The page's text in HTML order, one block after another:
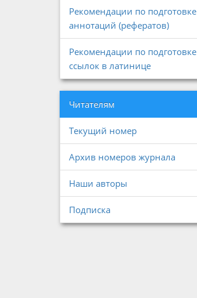
Рекомендации по подготовке
аннотаций (рефератов)
Рекомендации по подготовке
ссылок в латинице
Читателям
Текущий номер
Архив номеров журнала
Наши авторы
Подписка